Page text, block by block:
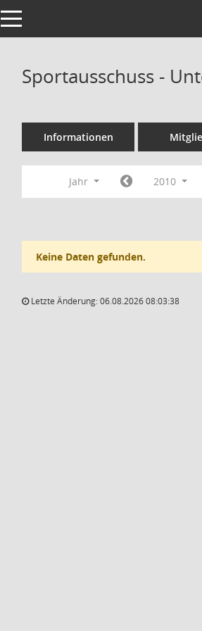
Toggle navigation
Sportausschuss -
Informationen
Jahr 2010
Keine Daten gefunden.
Letzte Änderung: 06.08.2026 08:03:38